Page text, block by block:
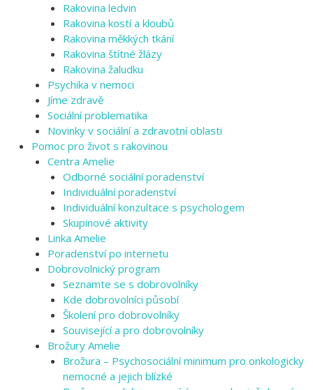
Rakovina ledvin
Rakovina kostí a kloubů
Rakovina měkkých tkání
Rakovina štítné žlázy
Rakovina žaludku
Psychika v nemoci
Jíme zdravě
Sociální problematika
Novinky v sociální a zdravotní oblasti
Pomoc pro život s rakovinou
Centra Amelie
Odborné sociální poradenství
Individuální poradenství
Individuální konzultace s psychologem
Skupinové aktivity
Linka Amelie
Poradenství po internetu
Dobrovolnický program
Seznamte se s dobrovolníky
Kde dobrovolníci působí
Školení pro dobrovolníky
Související a pro dobrovolníky
Brožury Amelie
Brožura – Psychosociální minimum pro onkologicky
nemocné a jejich blízké